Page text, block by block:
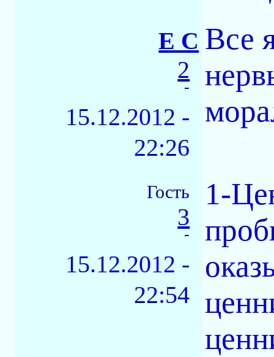
E C
2
-
15.12.2012 -
22:26
Все
Гость
3
-
15.12.2012 -
22:54
1-